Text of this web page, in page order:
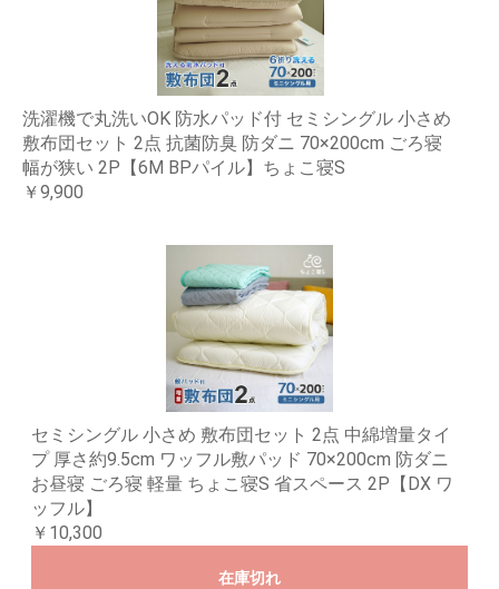
洗濯機で丸洗いOK 防水パッド付 セミシングル 小さめ
敷布団セット 2点 抗菌防臭 防ダニ 70×200cm ごろ寝
幅が狭い 2P【6M BPパイル】ちょこ寝S
￥9,900
セミシングル 小さめ 敷布団セット 2点 中綿増量タイ
プ 厚さ約9.5cm ワッフル敷パッド 70×200cm 防ダニ
お昼寝 ごろ寝 軽量 ちょこ寝S 省スペース 2P【DX ワ
ッフル】
￥10,300
在庫切れ